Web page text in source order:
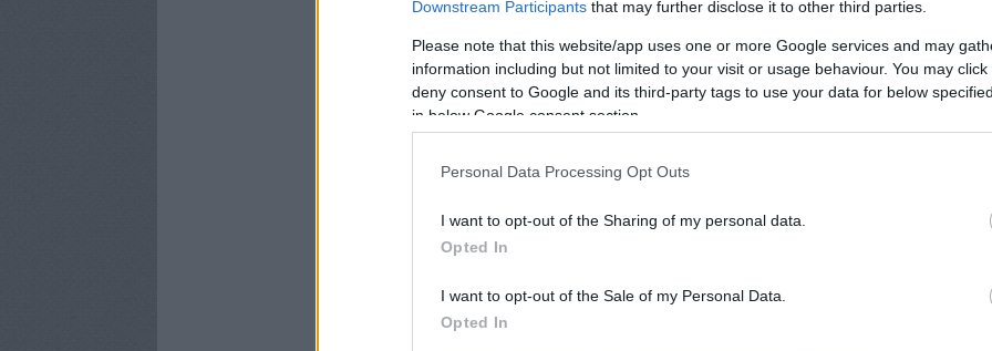
Downstream Participants that may further disclose it to other third parties.
Please note that this website/app uses one or more Google services and may
information including but not limited to your visit or usage behaviour. You may
deny consent to Google and its third-party tags to use your data for below
in below Google consent section.
Personal Data Processing Opt Outs
I want to opt-out of the Sharing of my personal data.
Opted In
I want to opt-out of the Sale of my Personal Data.
Opted In